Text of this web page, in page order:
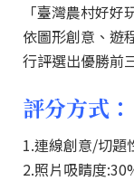
「臺灣農村好
依圖形創意、遊
行評選出優勝前
評分方式：
1.連線創意/切題
2.照片吸睛度